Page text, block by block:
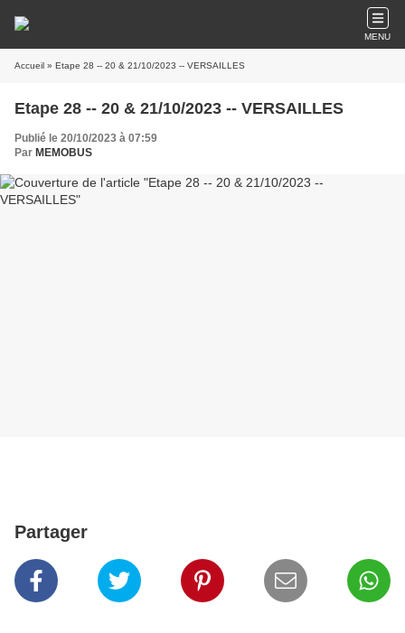
MENU
Accueil » Etape 28 -- 20 & 21/10/2023 -- VERSAILLES
Etape 28 -- 20 & 21/10/2023 -- VERSAILLES
Publié le 20/10/2023 à 07:59
Par MEMOBUS
Partager